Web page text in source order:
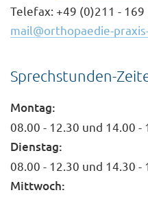
Telefax: +49 (0)211 - 169
mail@orthopaedie-
Sprechstunden-
Montag:
08.00 - 12.30 und 14.00 -
Dienstag:
08.00 - 12.30 und 14.30 -
Mittwoch: